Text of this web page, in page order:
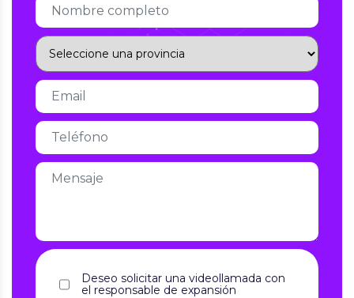
Deseo solicitar una videollamada con
el responsable de expansión